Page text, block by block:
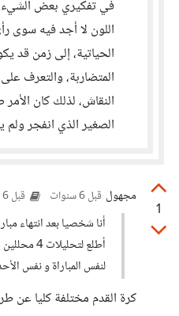
في تفكيري بعض
اللون لا أجد فيه سوى
الحياتية، إلى زمن قد
المتضاربة، والتعرف
النقاش، لذلك كان
الصغير الذي انفجر ولم
1
مجهول قبل 6 سنوات قبل 6 سنوات
أنا شخصيا بعد انتهاء
لنفس المباراة و نفس
كرة القدم مختلفة كليا عن